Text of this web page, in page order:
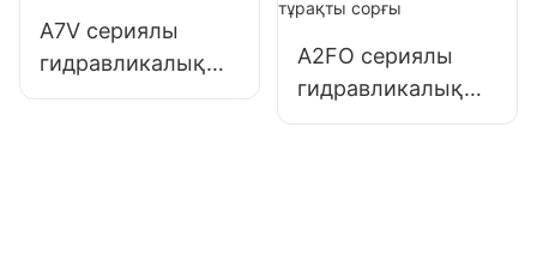
қозғалтқыш
A7V сериялы
гидравликалық
поршеньді сорғы
A2FO сериялы
гидравликалық
сорғы поршеньді